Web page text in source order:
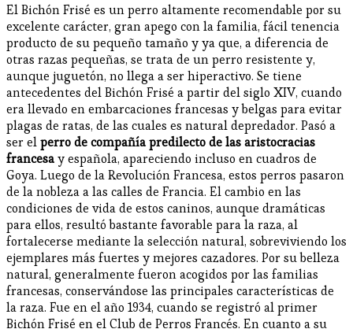
El Bichón Frisé es un perro altamente recomendable por su
excelente carácter, gran apego con la familia, fácil tenencia
producto de su pequeño tamaño y ya que, a diferencia de
otras razas pequeñas, se trata de un perro resistente y,
aunque juguetón, no llega a ser hiperactivo. Se tiene
antecedentes del Bichón Frisé a partir del siglo XIV, cuando
era llevado en embarcaciones francesas y belgas para evitar
plagas de ratas, de las cuales es natural depredador. Pasó a
ser elperro de compañía predilecto de las aristocracias
francesay española, apareciendo incluso en cuadros de
Goya. Luego de la Revolución Francesa, estos perros pasaron
de la nobleza a las calles de Francia. El cambio en las
condiciones de vida de estos caninos, aunque dramáticas
para ellos, resultó bastante favorable para la raza, al
fortalecerse mediante la selección natural, sobreviviendo los
ejemplares más fuertes y mejores cazadores. Por su belleza
natural, generalmente fueron acogidos por las familias
francesas, conservándose las principales características de
la raza. Fue en el año 1934, cuando se registró al primer
Bichón Frisé en el Club de Perros Francés. En cuanto a su